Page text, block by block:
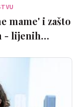
mame' i zašto
- lijenih…